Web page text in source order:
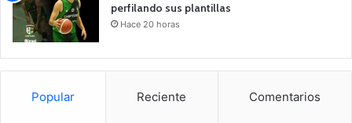
perfilando sus plantillas
Hace 20 horas
Popular Reciente Comentarios